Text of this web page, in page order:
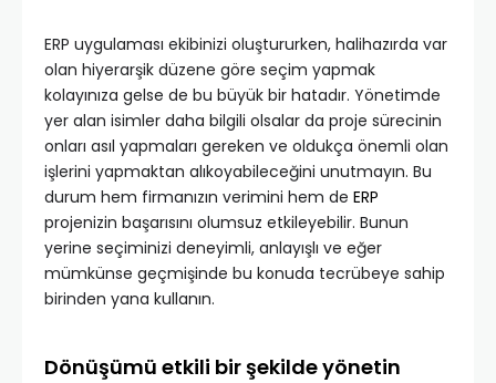
ERP uygulaması ekibinizi oluştururken, halihazırda var
olan hiyerarşik düzene göre seçim yapmak
kolayınıza gelse de bu büyük bir hatadır. Yönetimde
yer alan isimler daha bilgili olsalar da proje sürecinin
onları asıl yapmaları gereken ve oldukça önemli olan
işlerini yapmaktan alıkoyabileceğini unutmayın. Bu
durum hem firmanızın verimini hem de ERP
projenizin başarısını olumsuz etkileyebilir. Bunun
yerine seçiminizi deneyimli, anlayışlı ve eğer
mümkünse geçmişinde bu konuda tecrübeye sahip
birinden yana kullanın.
Dönüşümü etkili bir şekilde yönetin